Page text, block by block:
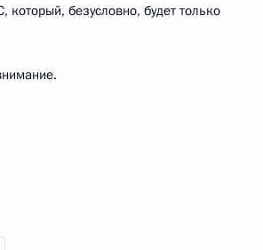
который, безусловно, будет только